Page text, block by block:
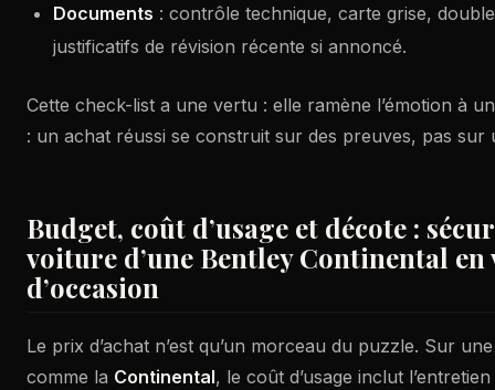
Documents : contrôle technique, carte grise,
justificatifs de révision récente si annoncé.
Cette check-list a une vertu : elle ramène l’émotion à
: un achat réussi se construit sur des preuves, pas sur
Budget, coût d’usage et décote :
voiture d’une Bentley Continental en
d’occasion
Le prix d’achat n’est qu’un morceau du puzzle. Sur
comme la Continental, le coût d’usage inclut